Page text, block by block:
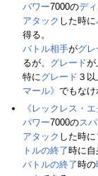
パワー7000のデ
アタック した時に
得る。
バトル相手がグレ
るが、 グレードが
特にグレード ３
マール》 でもなけ
《レックレス・エ
パワー7000のス
アタック した時に
トルの終了時に自
バトルの終了時の